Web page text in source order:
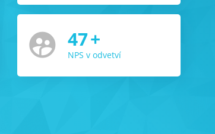
supervised_user_circle 47+
NPS v odvetví